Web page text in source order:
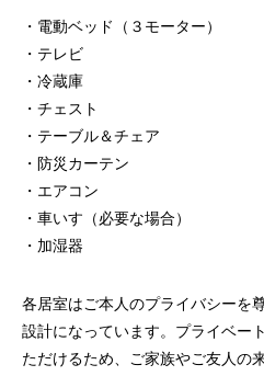
・電動ベッド（３モーター）
・テレビ
・冷蔵庫
・チェスト
・テーブル＆チェア
・防災カーテン
・エアコン
・車いす（必要な場合）
・加湿器
各居室はご本人のプライバシーを
設計になっています。プライベー
ただけるため、ご家族やご友人の